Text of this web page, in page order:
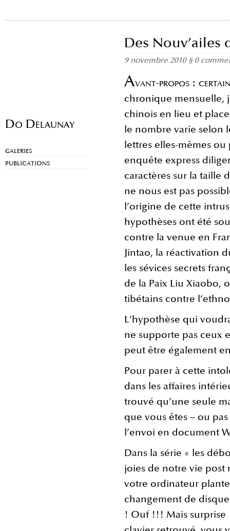
Do Delaunay
GALERIES
PUBLICATIONS
Des Nouv’ailes
9 novembre 2010 § 0
Avant-propos :
chronique mensuelle,
chinois en lieu et
le nombre varie selon
lettres elles-mêmes
enquête express
caractères sur la taille
ne nous est pas
l’origine de cette
hypothèses ont été
contre la venue en
Jintao, la réactivation
les sévices secrets
de la Paix Liu Xiaobo,
tibétains contre
L’hypothèse qui
ne supporte pas ceux
peut être également
Pour parer à cette
dans les affaires
trouvé qu’une seule
que vous êtes – ou
l’envoi en document
Dans la série « les
joies de notre vie post
votre ordinateur
changement de
! Ouf !!! Mais surprise